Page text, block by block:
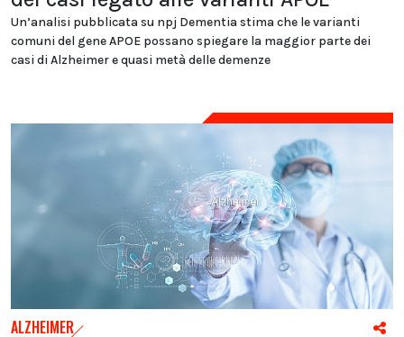
Un’analisi pubblicata su npj Dementia stima che le varianti
comuni del gene APOE possano spiegare la maggior parte dei
casi di Alzheimer e quasi metà delle demenze
ALZHEIMER